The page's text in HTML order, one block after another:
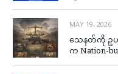
MAY 19, 2026
သေနတ်ကို ဥပ
က Nation-